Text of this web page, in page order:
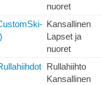
nuoret
Kansallinen
Lapset ja
nuoret
Rullahiihto
Kansallinen